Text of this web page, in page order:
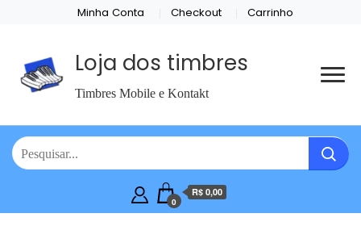
Minha Conta Checkout Carrinho
Loja dos timbres
Timbres Mobile e Kontakt
0
R$ 0,00